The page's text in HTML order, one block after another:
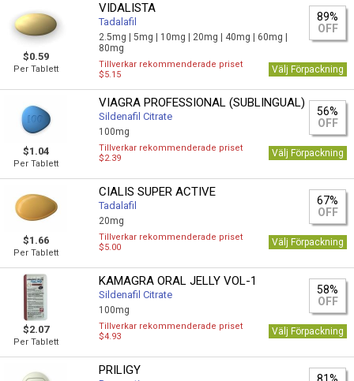
$0.59
Per Tablett
VIDALISTA
Tadalafil
2.5mg |5mg | 10mg | 20mg | 40mg | 60mg |
80mg
89%
OFF
Tillverkar rekommenderade priset
$5.15
Välj Förpackning
$1.04
Per Tablett
VIAGRA PROFESSIONAL (SUBLINGUAL)
Sildenafil Citrate
100mg
56%
OFF
Tillverkar rekommenderade priset
$2.39
Välj Förpackning
$1.66
Per Tablett
CIALIS SUPER ACTIVE
Tadalafil
20mg
67%
OFF
Tillverkar rekommenderade priset
$5.00
Välj Förpackning
$2.07
Per Tablett
KAMAGRA ORAL JELLY VOL-1
Sildenafil Citrate
100mg
58%
OFF
Tillverkar rekommenderade priset
$4.93
Välj Förpackning
PRILIGY